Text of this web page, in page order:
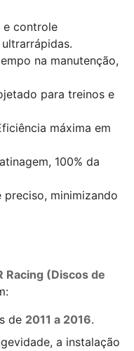
e controle
na manutenção,
para treinos e
máxima em
100% da
preciso, minimizando
Racing (Discos de
de 2011 a 2016.
a instalação